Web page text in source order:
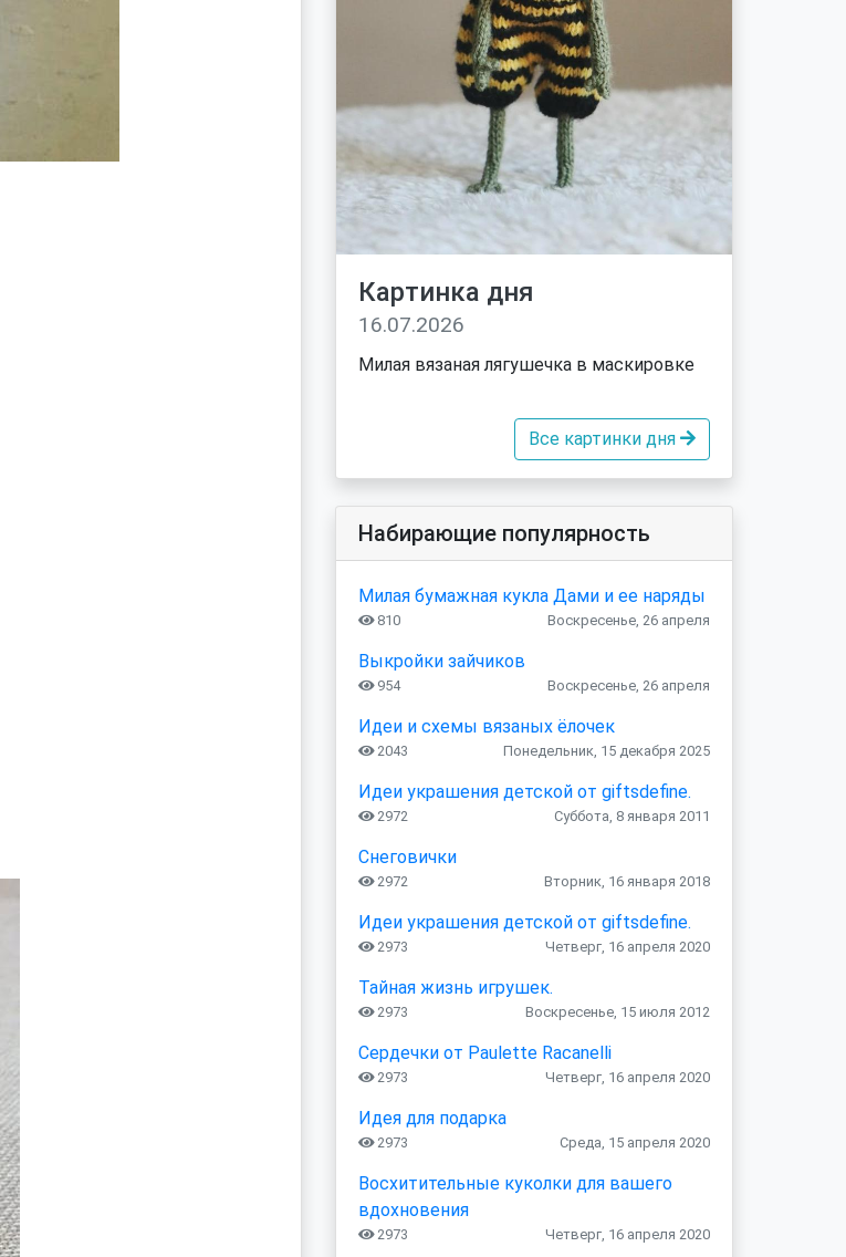
Картинка дня
16.07.2026
Милая вязаная лягушечка в маскировке
Все картинки дня
Набирающие популярность
Милая бумажная кукла Дами и ее наряды
810 Воскресенье, 26 апреля
Выкройки зайчиков
954 Воскресенье, 26 апреля
Идеи и схемы вязаных ёлочек
2043 Понедельник, 15 декабря 2025
Идеи украшения детской от giftsdefine.
2972 Суббота, 8 января 2011
Снеговички
2972 Вторник, 16 января 2018
Идеи украшения детской от giftsdefine.
2973 Четверг, 16 апреля 2020
Тайная жизнь игрушек.
2973 Воскресенье, 15 июля 2012
Сердечки от Paulette Racanelli
2973 Четверг, 16 апреля 2020
Идея для подарка
2973 Среда, 15 апреля 2020
Восхитительные куколки для вашего
вдохновения
2973 Четверг, 16 апреля 2020